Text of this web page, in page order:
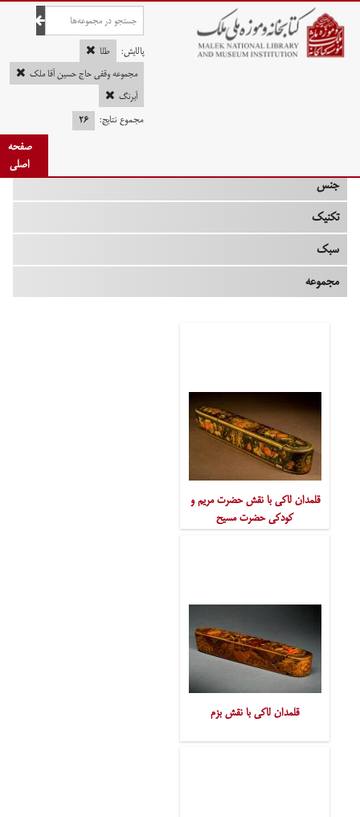
صفحه اصلی
پالایش:
طلا
مجموعه وقفی حاج حسین آقا ملک
آبرنگ
مجموع نتایج:
۲۶
صفحه
اصلی
جنس
تکنیک
سبک
مجموعه
قلمدان لاکی با نقش حضرت مریم و
کودکی حضرت مسیح
قلمدان لاکی با نقش بزم